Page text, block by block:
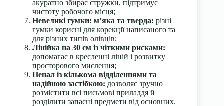
акуратно збирає стружки, підтримує
чистоту робочого місця;
Невеликі гумки: м’яка та тверда: різні
гумки корисні для корекції написаного та
для різних типів олівців;
Лінійка на 30 см із чіткими рисками:
допомагає в кресленні ліній і розвитку
просторового мислення;
Пенал із кількома відділеннями та
надійною застібкою: дозволяє зручно
розмістити всі письмові приладдя й
розділити запасні предмети від основних.